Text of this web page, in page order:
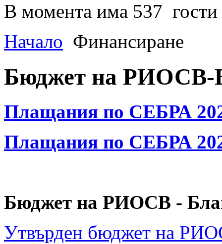
В момента има 537 гости
Начало Финансиране
Бюджет на РИОСВ-
Плащания по СЕБРА
Плащания по СЕБРА
Бюджет на РИОСВ -
Утвърден бюджет на